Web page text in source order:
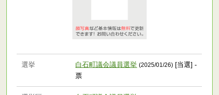
選挙 白石町議会議員選挙 (2025/01/26) [当選] -
票